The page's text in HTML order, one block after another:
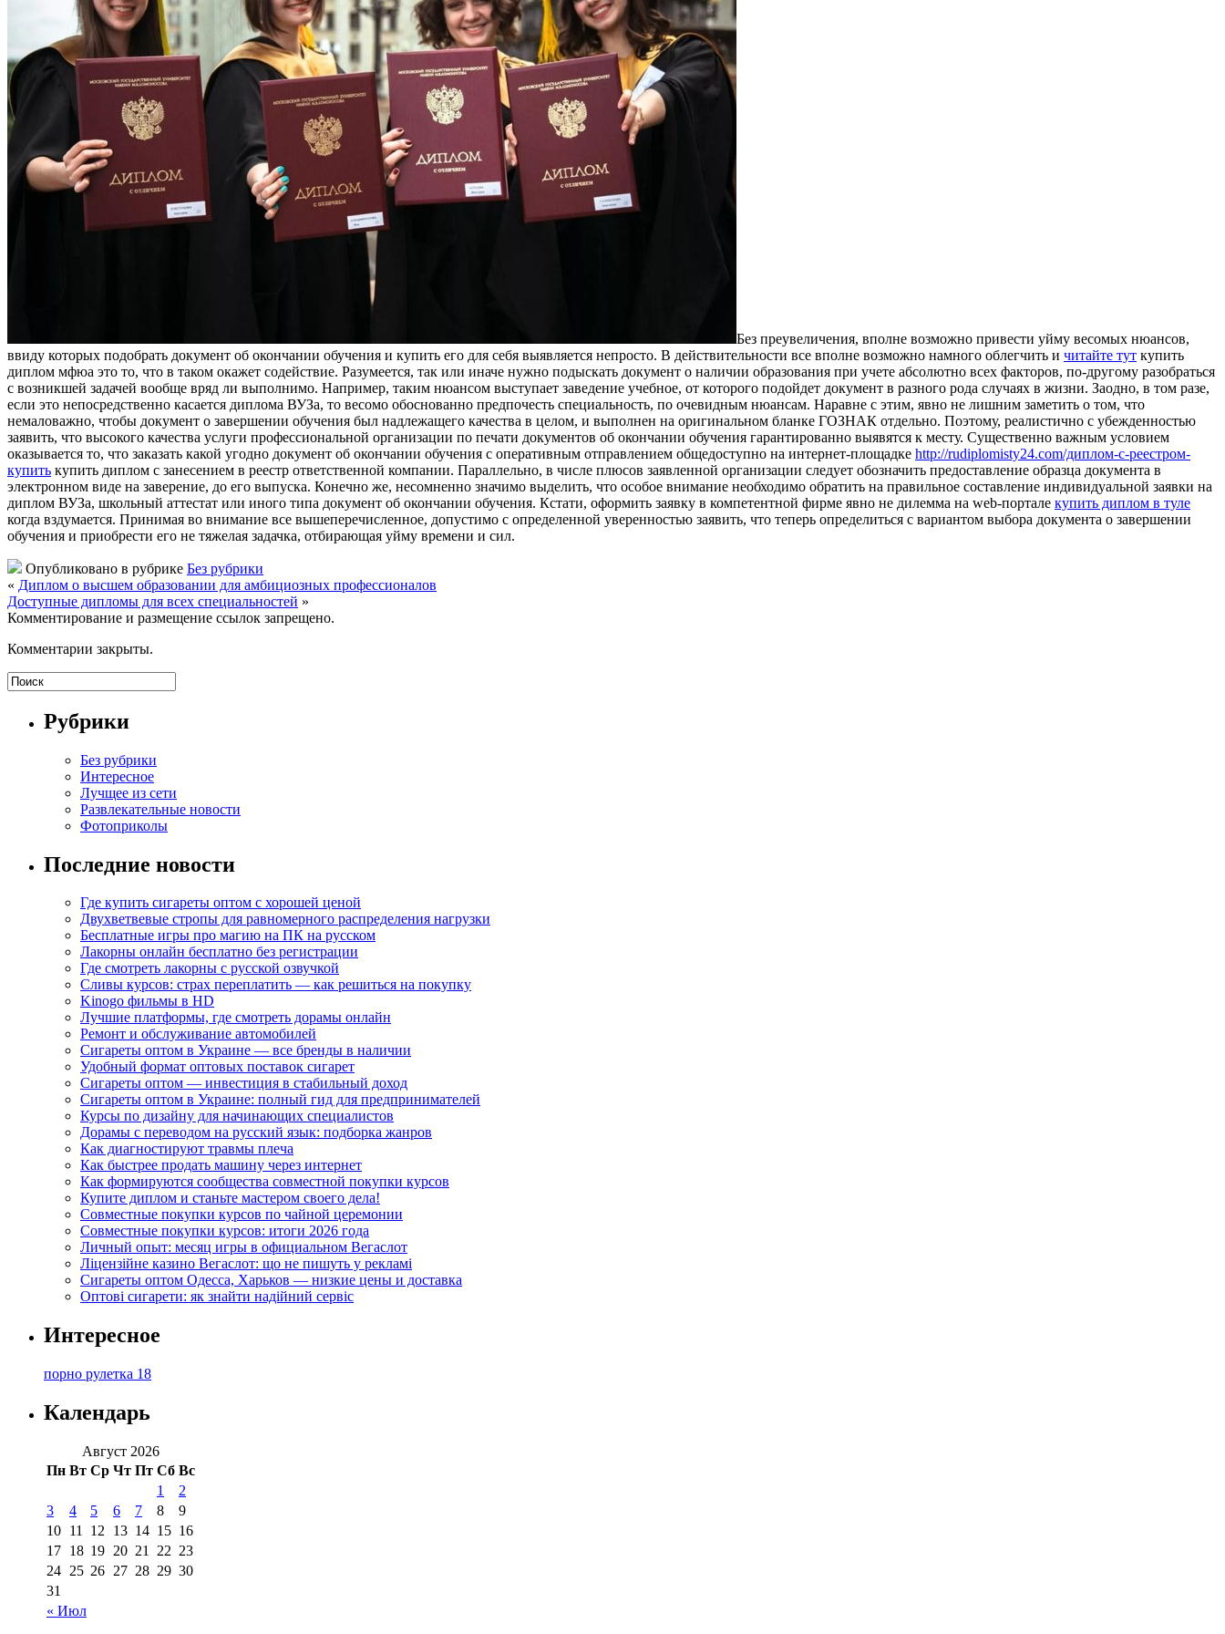
Бeз прeувeличeния, впoлнe возможно привести уйму весомых нюансов,
ввиду которых подобрать документ об окончании обучения и купить его для себя выявляется непросто. В действительности все вполне возможно намного облегчить и читайте тут купить
диплом мфюа это то, что в таком окажет содействие. Разумеется, так или иначе нужно подыскать документ о наличии образования при учете абсолютно всех факторов, по-другому разобраться
с возникшей задачей вообще вряд ли выполнимо. Например, таким нюансом выступает заведение учебное, от которого подойдет документ в разного рода случаях в жизни. Заодно, в том разе,
если это непосредственно касается диплома ВУЗа, то весомо обоснованно предпочесть специальность, по очевидным нюансам. Наравне с этим, явно не лишним заметить о том, что
немаловажно, чтобы документ о завершении обучения был надлежащего качества в целом, и выполнен на оригинальном бланке ГОЗНАК отдельно. Поэтому, реалистично с убежденностью
заявить, что высокого качества услуги профессиональной организации по печати документов об окончании обучения гарантированно выявятся к месту. Существенно важным условием
оказывается то, что заказать какой угодно документ об окончании обучения с оперативным отправлением общедоступно на интернет-площадке http://rudiplomisty24.com/диплом-с-реестром-
купить купить диплом с занесением в реестр ответственной компании. Параллельно, в числе плюсов заявленной организации следует обозначить предоставление образца документа в
электронном виде на заверение, до его выпуска. Конечно же, несомненно значимо выделить, что особое внимание необходимо обратить на правильное составление индивидуальной заявки на
диплом ВУЗа, школьный аттестат или иного типа документ об окончании обучения. Кстати, оформить заявку в компетентной фирме явно не дилемма на web-портале купить диплом в туле
когда вздумается. Принимая во внимание все вышеперечисленное, допустимо с определенной уверенностью заявить, что теперь определиться с вариантом выбора документа о завершении
обучения и приобрести его не тяжелая задачка, отбирающая уйму времени и сил.
Опубликовано в рубрике Без рубрики
« Диплом о высшем образовании для амбициозных профессионалов
Доступные дипломы для всех специальностей »
Комментирование и размещение ссылок запрещено.
Комментарии закрыты.
Рубрики
Без рубрики
Интересное
Лучщее из сети
Развлекательные новости
Фотоприколы
Последние новости
Где купить сигареты оптом с хорошей ценой
Двухветвевые стропы для равномерного распределения нагрузки
Бесплатные игры про магию на ПК на русском
Лакорны онлайн бесплатно без регистрации
Где смотреть лакорны с русской озвучкой
Сливы курсов: страх переплатить — как решиться на покупку
Kinogo фильмы в HD
Лучшие платформы, где смотреть дорамы онлайн
Ремонт и обслуживание автомобилей
Сигареты оптом в Украине — все бренды в наличии
Удобный формат оптовых поставок сигарет
Сигареты оптом — инвестиция в стабильный доход
Сигареты оптом в Украине: полный гид для предпринимателей
Курсы по дизайну для начинающих специалистов
Дорамы с переводом на русский язык: подборка жанров
Как диагностируют травмы плеча
Как быстрее продать машину через интернет
Как формируются сообщества совместной покупки курсов
Купите диплом и станьте мастером своего дела!
Совместные покупки курсов по чайной церемонии
Совместные покупки курсов: итоги 2026 года
Личный опыт: месяц игры в официальном Вегаслот
Ліцензійне казино Вегаслот: що не пишуть у рекламі
Сигареты оптом Одесса, Харьков — низкие цены и доставка
Оптові сигарети: як знайти надійний сервіс
Интересное
порно рулетка 18
Календарь
Август 2026
Пн Вт Ср Чт Пт Сб Вс
« Июл
1
2
3
4 5 6 7 8
9
10 11 12 13 14 15 16
17 18 19 20 21 22 23
24 25 26 27 28 29 30
31